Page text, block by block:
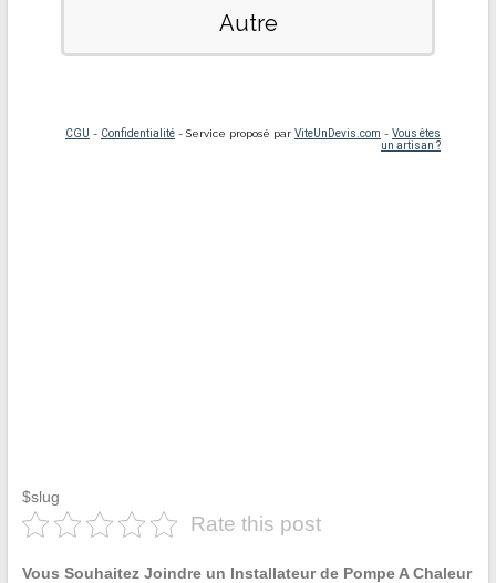
$slug
Rate this post
Vous Souhaitez Joindre un Installateur de Pompe A Chaleur